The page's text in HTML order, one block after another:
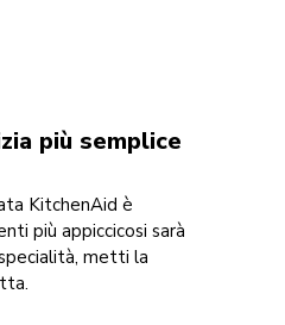
più semplice
KitchenAid è
più appiccicosi sarà
metti la